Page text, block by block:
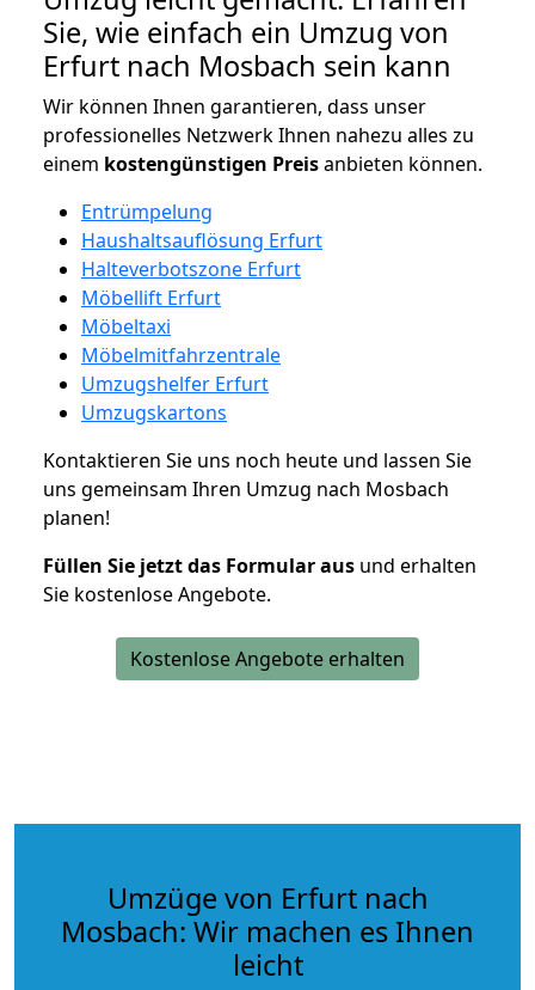
Sie, wie einfach ein Umzug von
Erfurt nach Mosbach sein kann
Wir können Ihnen garantieren, dass unser
professionelles Netzwerk Ihnen nahezu alles zu
einem kostengünstigen Preisanbieten können.
Entrümpelung
Haushaltsauflösung Erfurt
Halteverbotszone Erfurt
Möbellift Erfurt
Möbeltaxi
Möbelmitfahrzentrale
Umzugshelfer Erfurt
Umzugskartons
Kontaktieren Sie uns noch heute und lassen Sie
uns gemeinsam Ihren Umzug nach Mosbach
planen!
Füllen Sie jetzt das Formular aus und erhalten
Sie kostenlose Angebote.
Kostenlose Angebote erhalten
Umzüge von Erfurt nach
Mosbach: Wir machen es Ihnen
leicht